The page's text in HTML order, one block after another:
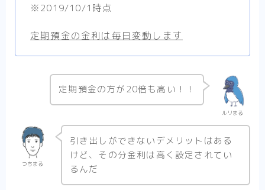
※2019/10/1時点
定期預金の金利は毎日変動します
ルリまる
定期預金の方が20倍も高い！！
つちまる
引き出しができないデメリットはある
けど、その分金利は高く設定されてい
るんだ